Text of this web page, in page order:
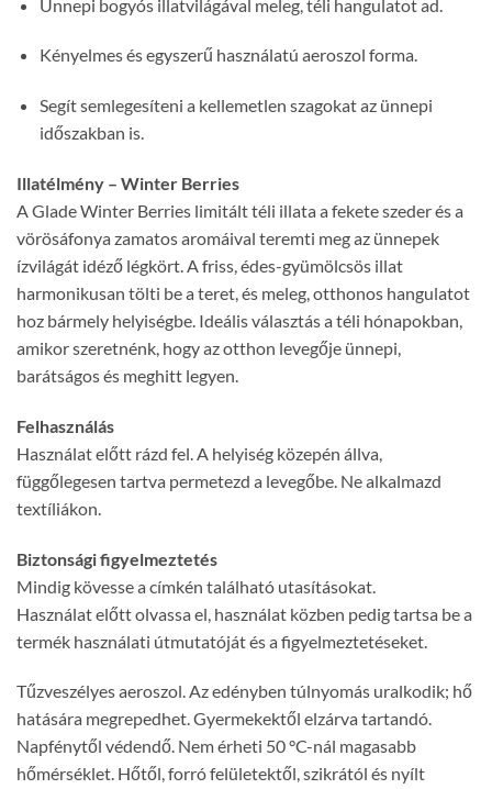
Ünnepi bogyós illatvilágával meleg, téli hangulatot ad.
Kényelmes és egyszerű használatú aeroszol forma.
Segít semlegesíteni a kellemetlen szagokat az ünnepi
időszakban is.
Illatélmény – Winter Berries
A Glade Winter Berries limitált téli illata a fekete szeder és a
vörösáfonya zamatos aromáival teremti meg az ünnepek
ízvilágát idéző légkört. A friss, édes-gyümölcsös illat
harmonikusan tölti be a teret, és meleg, otthonos hangulatot
hoz bármely helyiségbe. Ideális választás a téli hónapokban,
amikor szeretnénk, hogy az otthon levegője ünnepi,
barátságos és meghitt legyen.
Felhasználás
Használat előtt rázd fel. A helyiség közepén állva,
függőlegesen tartva permetezd a levegőbe. Ne alkalmazd
textíliákon.
Biztonsági figyelmeztetés
Mindig kövesse a címkén található utasításokat.
Használat előtt olvassa el, használat közben pedig tartsa be a
termék használati útmutatóját és a figyelmeztetéseket.
Tűzveszélyes aeroszol. Az edényben túlnyomás uralkodik; hő
hatására megrepedhet. Gyermekektől elzárva tartandó.
Napfénytől védendő. Nem érheti 50 °C-nál magasabb
hőmérséklet. Hőtől, forró felületektől, szikrától és nyílt